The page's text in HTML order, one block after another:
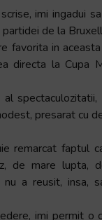
imi ingadui
de la
favorita in
directa la Cupa
presarat cu
remarcat faptul
de mare lupta,
nu a reusit, insa,
imi permit o